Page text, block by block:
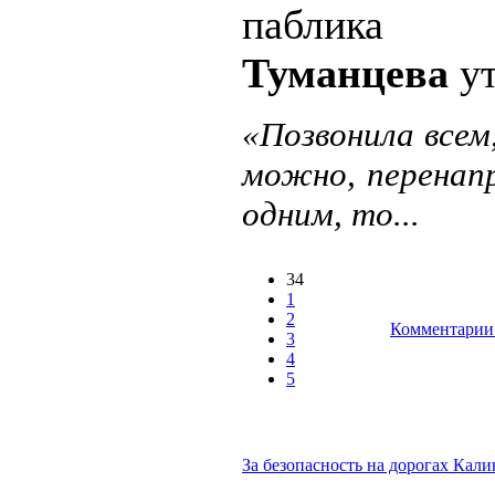
Туманцева
«Позвонила
можно,
одним, то...
34
1
2
3
4
5
За безопасность на дорогах